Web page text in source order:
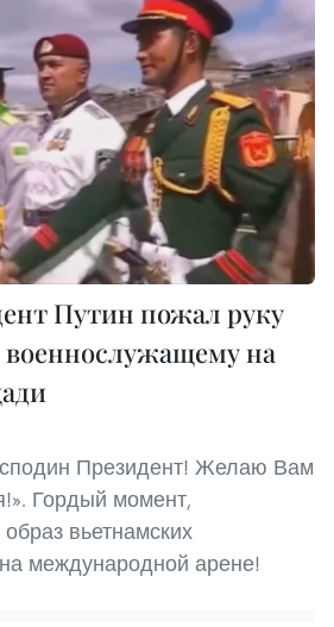
Путин пожал руку
на
Президент! Желаю Вам
Гордый момент,
вьетнамских
международной арене!